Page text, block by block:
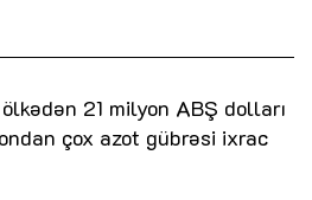
21 milyon ABŞ dolları
çox azot gübrəsi ixrac